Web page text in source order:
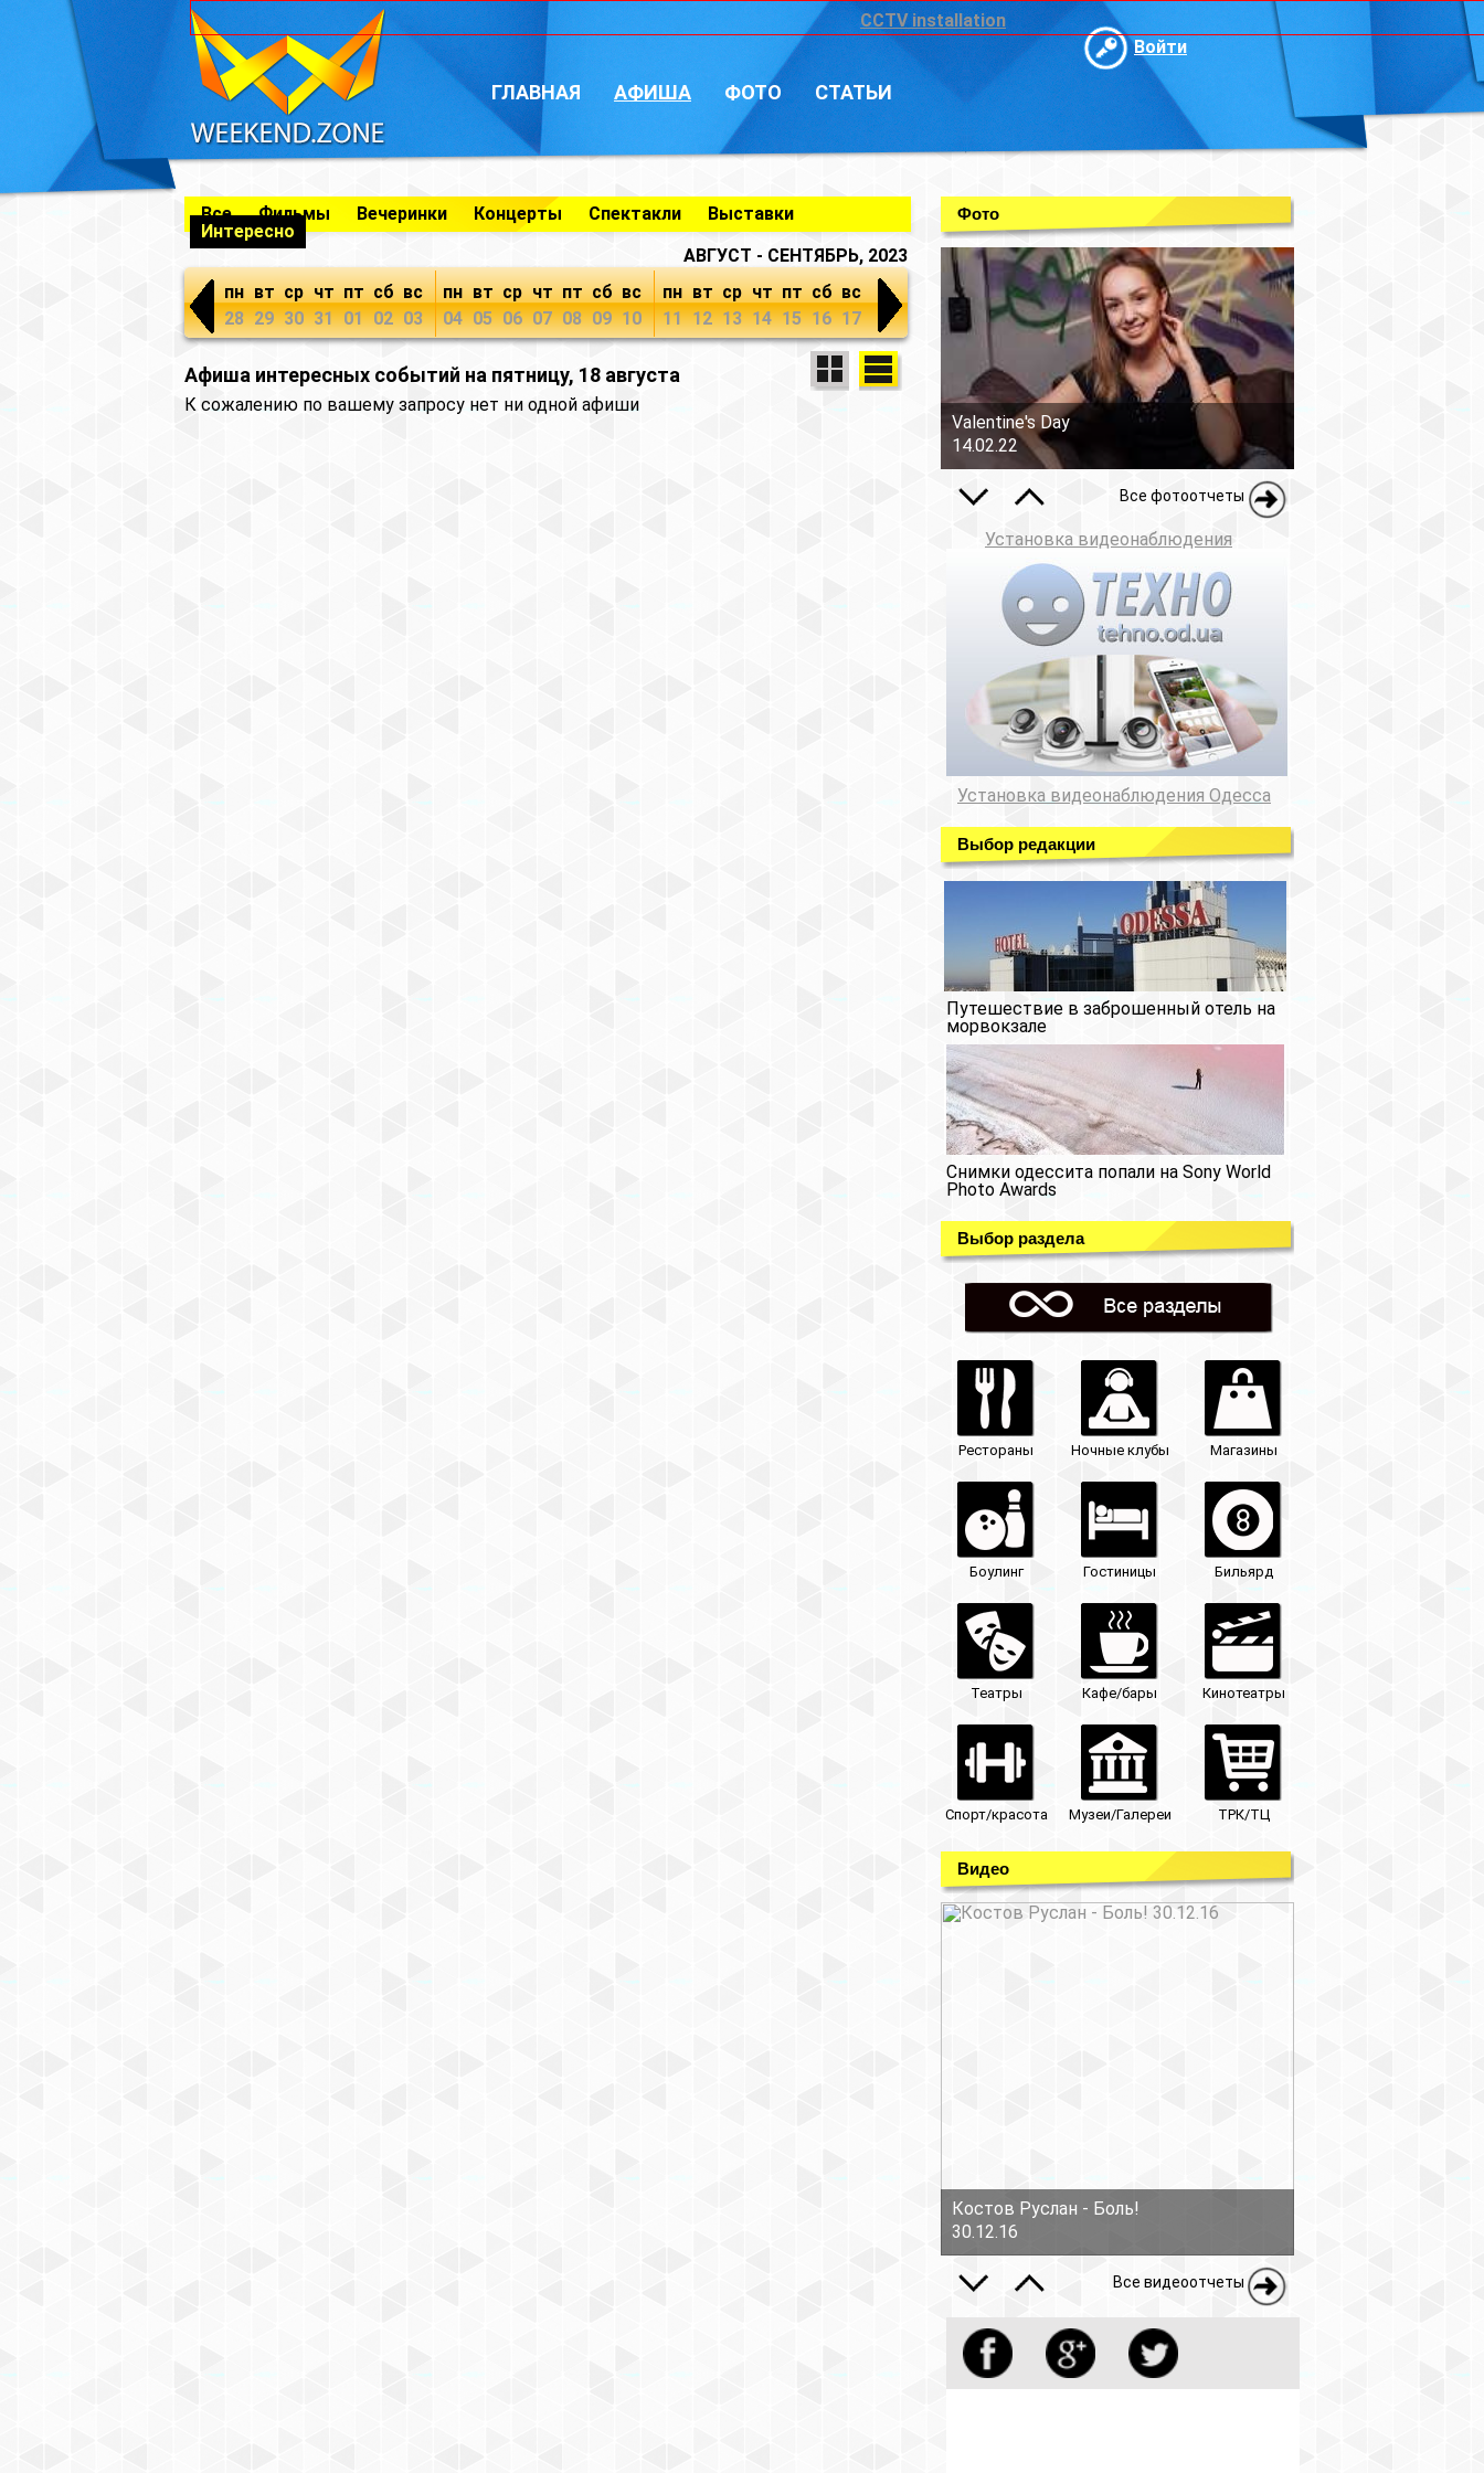
CCTV installation
Войти
ГЛАВНАЯ АФИША ФОТО СТАТЬИ
Все Фильмы Вечеринки Концерты Спектакли
Выставки
Интересно
АВГУСТ - СЕНТЯБРЬ, 2023
пн
28
вт
29
ср
30
чт
31
пт
01
сб
02
вс
03
пн
04
вт
05
ср
06
чт
07
пт
08
сб
09
вс
10
пн
11
вт
12
ср
13
чт
14
пт
15
сб
16
вс
17
Афиша интересных событий на пятницу, 18 августа
К сожалению по вашему запросу нет ни одной афиши
Фото
Valentine's Day
14.02.22
Все фотоотчеты
Установка видеонаблюдения
Установка видеонаблюдения Одесса
Выбор редакции
Путешествие в заброшенный отель на
морвокзале
Снимки одессита попали на Sony World
Photo Awards
Выбор раздела
Рестораны Ночные клубы Магазины
Боулинг Гостиницы Бильярд
Театры Кафе/бары Кинотеатры
Спорт/красота Музеи/Галереи ТРК/ТЦ
Видео
Костов Руслан - Боль!
30.12.16
Все видеоотчеты